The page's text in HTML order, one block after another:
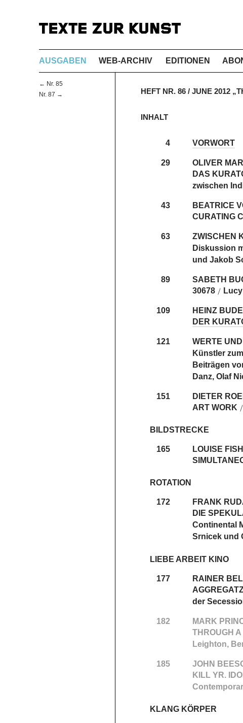
AUSGABEN WEB-ARCHIV EDITIONEN
← Nr. 85
Nr. 87 →
HEFT NR. 86 / JUNE 2012
INHALT
4 VORWORT
29
OLIVER
DAS
zwischen
43
BEATRICE
CURATING
63 ZWISCHEN
Diskussion
und Jakob
89
SABETH
30678/
109
HEINZ BUDE
DER
121 WERTE
Künstler
Beiträgen
Danz, Olaf
151
DIETER
ART WORK/
BILDSTRECKE
165
LOUISE
ROTATION
172
FRANK
DIE
Continental
Srnicek und
LIEBE ARBEIT KINO
177
RAINER
der
182
MARK
THROUGH
Leighton,
185
JOHN
KILL YR.
KLANG KÖRPER